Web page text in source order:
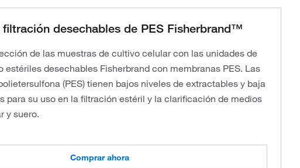
filtración desechables de PES Fisherbrand™
de las muestras de cultivo celular con las unidades de
estériles desechables Fisherbrand con membranas PES. Las
(PES) tienen bajos niveles de extractables y baja
para su uso en la filtración estéril y la clarificación de medios
y suero.
Comprar ahora